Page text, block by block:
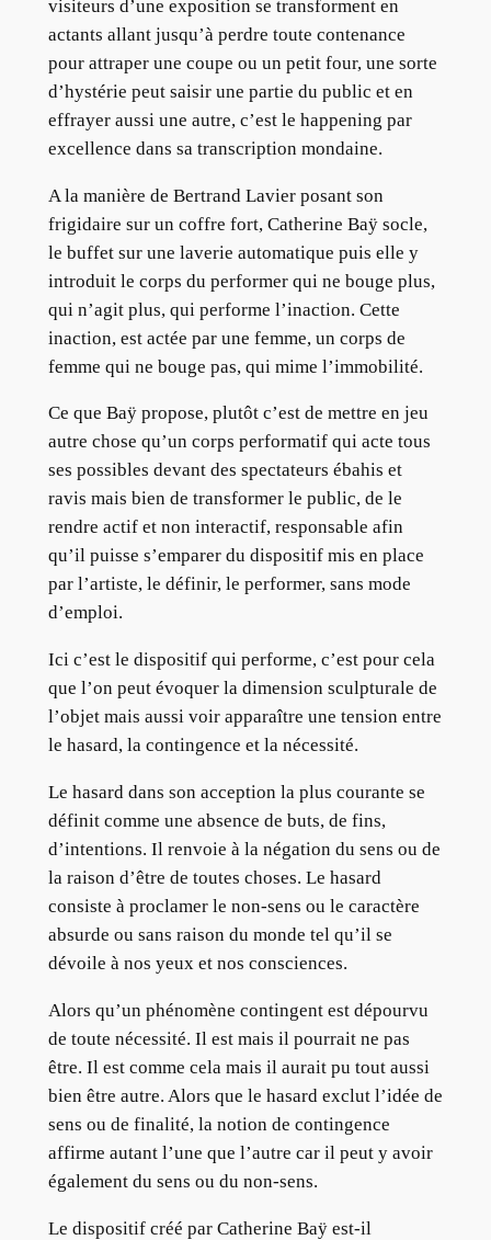
visiteurs d’une exposition se transforment en
actants allant jusqu’à perdre toute contenance
pour attraper une coupe ou un petit four, une sorte
d’hystérie peut saisir une partie du public et en
effrayer aussi une autre, c’est le happening par
excellence dans sa transcription mondaine.
A la manière de Bertrand Lavier posant son
frigidaire sur un coffre fort, Catherine Baÿ socle,
le buffet sur une laverie automatique puis elle y
introduit le corps du performer qui ne bouge plus,
qui n’agit plus, qui performe l’inaction. Cette
inaction, est actée par une femme, un corps de
femme qui ne bouge pas, qui mime l’immobilité.
Ce que Baÿ propose, plutôt c’est de mettre en jeu
autre chose qu’un corps performatif qui acte tous
ses possibles devant des spectateurs ébahis et
ravis mais bien de transformer le public, de le
rendre actif et non interactif, responsable afin
qu’il puisse s’emparer du dispositif mis en place
par l’artiste, le définir, le performer, sans mode
d’emploi.
Ici c’est le dispositif qui performe, c’est pour cela
que l’on peut évoquer la dimension sculpturale de
l’objet mais aussi voir apparaître une tension entre
le hasard, la contingence et la nécessité.
Le hasard dans son acception la plus courante se
définit comme une absence de buts, de fins,
d’intentions. Il renvoie à la négation du sens ou de
la raison d’être de toutes choses. Le hasard
consiste à proclamer le non-sens ou le caractère
absurde ou sans raison du monde tel qu’il se
dévoile à nos yeux et nos consciences.
Alors qu’un phénomène contingent est dépourvu
de toute nécessité. Il est mais il pourrait ne pas
être. Il est comme cela mais il aurait pu tout aussi
bien être autre. Alors que le hasard exclut l’idée de
sens ou de finalité, la notion de contingence
affirme autant l’une que l’autre car il peut y avoir
également du sens ou du non-sens.
Le dispositif créé par Catherine Baÿ est-il